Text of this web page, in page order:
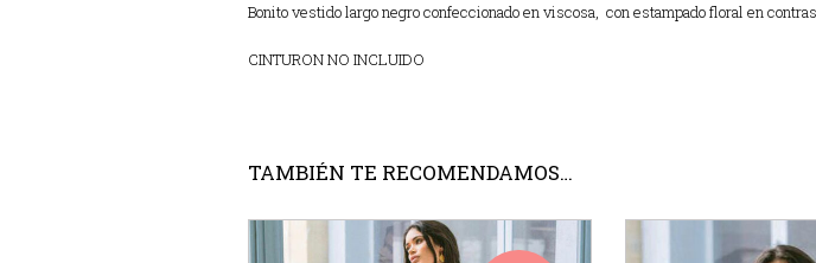
Bonito vestido largo negro confeccionado en viscosa, con estampado floral en
CINTURON NO INCLUIDO
TAMBIÉN TE RECOMENDAMOS…